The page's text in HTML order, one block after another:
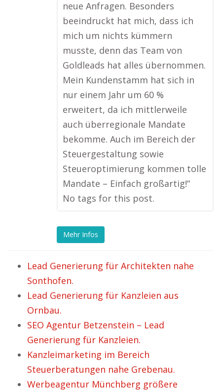
neue Anfragen. Besonders
beeindruckt hat mich, dass ich
mich um nichts kümmern
musste, denn das Team von
Goldleads hat alles übernommen.
Mein Kundenstamm hat sich in
nur einem Jahr um 60 %
erweitert, da ich mittlerweile
auch überregionale Mandate
bekomme. Auch im Bereich der
Steuergestaltung sowie
Steueroptimierung kommen tolle
Mandate – Einfach großartig!“
No tags for this post.
Mehr Infos
Lead Generierung für Architekten nahe
Sonthofen.
Lead Generierung für Kanzleien aus
Ornbau.
SEO Agentur Betzenstein – Lead
Generierung für Kanzleien.
Kanzleimarketing im Bereich
Steuerberatungen nahe Grebenau.
Werbeagentur Münchberg größere